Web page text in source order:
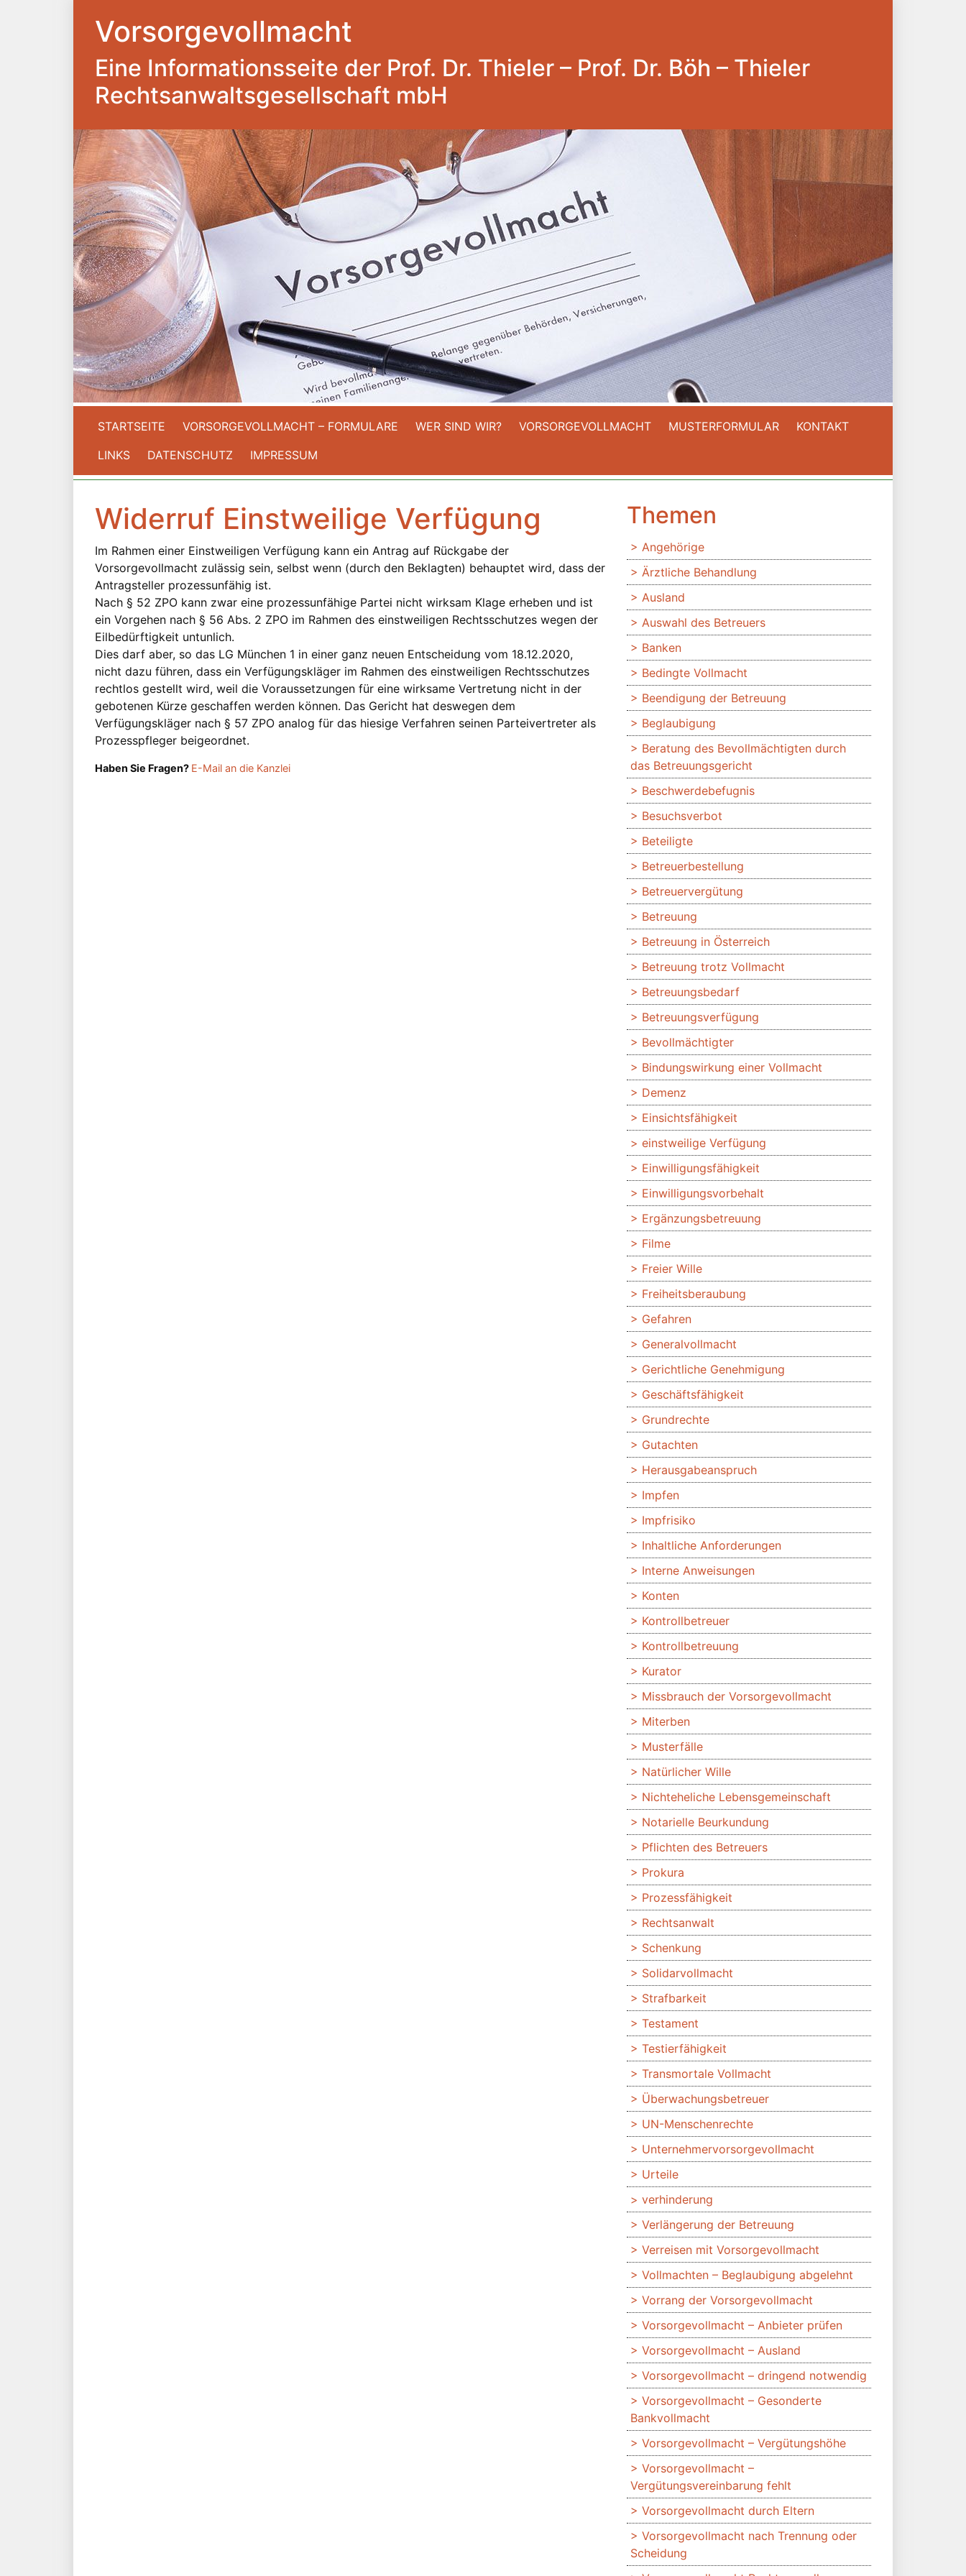
Vorsorgevollmacht
Eine Informationsseite der Prof. Dr. Thieler – Prof. Dr. Böh – Thieler
Rechtsanwaltsgesellschaft mbH
STARTSEITE VORSORGEVOLLMACHT – FORMULARE WER SIND WIR? VORSORGEVOLLMACHT MUSTERFORMULAR
KONTAKT
LINKS
DATENSCHUTZ IMPRESSUM
Widerruf Einstweilige Verfügung
Im Rahmen einer Einstweiligen Verfügung kann ein Antrag auf Rückgabe der
Vorsorgevollmacht zulässig sein, selbst wenn (durch den Beklagten) behauptet wird, dass der
Antragsteller prozessunfähig ist.
Nach § 52 ZPO kann zwar eine prozessunfähige Partei nicht wirksam Klage erheben und ist
ein Vorgehen nach § 56 Abs. 2 ZPO im Rahmen des einstweiligen Rechtsschutzes wegen der
Eilbedürftigkeit untunlich.
Dies darf aber, so das LG München 1 in einer ganz neuen Entscheidung vom 18.12.2020,
nicht dazu führen, dass ein Verfügungskläger im Rahmen des einstweiligen Rechtsschutzes
rechtlos gestellt wird, weil die Voraussetzungen für eine wirksame Vertretung nicht in der
gebotenen Kürze geschaffen werden können. Das Gericht hat deswegen dem
Verfügungskläger nach § 57 ZPO analog für das hiesige Verfahren seinen Parteivertreter als
Prozesspfleger beigeordnet.
Haben Sie Fragen? E-Mail an die Kanzlei
Themen
Angehörige
Ärztliche Behandlung
Ausland
Auswahl des Betreuers
Banken
Bedingte Vollmacht
Beendigung der Betreuung
Beglaubigung
Beratung des Bevollmächtigten durch
das Betreuungsgericht
Beschwerdebefugnis
Besuchsverbot
Beteiligte
Betreuerbestellung
Betreuervergütung
Betreuung
Betreuung in Österreich
Betreuung trotz Vollmacht
Betreuungsbedarf
Betreuungsverfügung
Bevollmächtigter
Bindungswirkung einer Vollmacht
Demenz
Einsichtsfähigkeit
einstweilige Verfügung
Einwilligungsfähigkeit
Einwilligungsvorbehalt
Ergänzungsbetreuung
Filme
Freier Wille
Freiheitsberaubung
Gefahren
Generalvollmacht
Gerichtliche Genehmigung
Geschäftsfähigkeit
Grundrechte
Gutachten
Herausgabeanspruch
Impfen
Impfrisiko
Inhaltliche Anforderungen
Interne Anweisungen
Konten
Kontrollbetreuer
Kontrollbetreuung
Kurator
Missbrauch der Vorsorgevollmacht
Miterben
Musterfälle
Natürlicher Wille
Nichteheliche Lebensgemeinschaft
Notarielle Beurkundung
Pflichten des Betreuers
Prokura
Prozessfähigkeit
Rechtsanwalt
Schenkung
Solidarvollmacht
Strafbarkeit
Testament
Testierfähigkeit
Transmortale Vollmacht
Überwachungsbetreuer
UN-Menschenrechte
Unternehmervorsorgevollmacht
Urteile
verhinderung
Verlängerung der Betreuung
Verreisen mit Vorsorgevollmacht
Vollmachten – Beglaubigung abgelehnt
Vorrang der Vorsorgevollmacht
Vorsorgevollmacht – Anbieter prüfen
Vorsorgevollmacht – Ausland
Vorsorgevollmacht – dringend notwendig
Vorsorgevollmacht – Gesonderte
Bankvollmacht
Vorsorgevollmacht – Vergütungshöhe
Vorsorgevollmacht –
Vergütungsvereinbarung fehlt
Vorsorgevollmacht durch Eltern
Vorsorgevollmacht nach Trennung oder
Scheidung